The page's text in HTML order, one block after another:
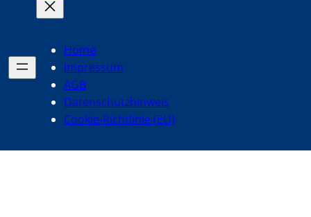
Home
Impressum
AGB
Datenschutzhinweis
Cookie-Richtlinie (EU)